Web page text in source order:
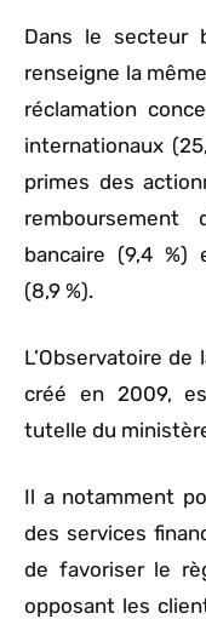
Dans le secteur
renseigne la
réclamation
internationaux
primes des
bancaire (9,4 %)
(8,9 %).
L’Observatoire
créé en 2009,
tutelle du
Il a notamment
des services
de favoriser le
opposant les